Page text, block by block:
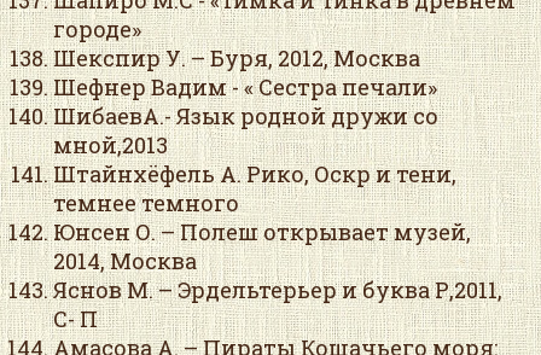
городе»
Шекспир У. – Буря, 2012, Москва
Шефнер Вадим - « Сестра печали»
ШибаевА.- Язык родной дружи со
мной,2013
Штайнхёфель А. Рико, Оскр и тени,
темнее темного
Юнсен О. – Полеш открывает музей,
2014, Москва
Яснов М. – Эрдельтерьер и буква Р,2011,
С- П
Амасова А. – Пираты Кошачьего моря: